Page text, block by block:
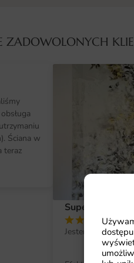
ZADOWOLONYCH
Ściana w
teraz
Super efekt !
2
Jestem bardzo